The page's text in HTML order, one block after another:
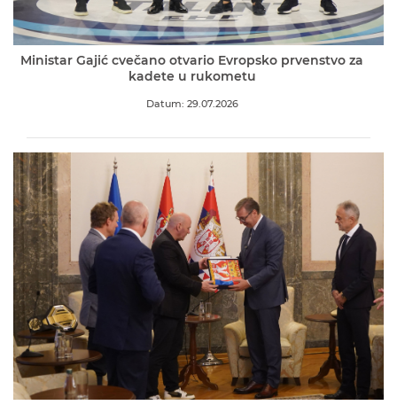
Ministar Gajić cvečano otvario Evropsko prvenstvo za
kadete u rukometu
Datum: 29.07.2026